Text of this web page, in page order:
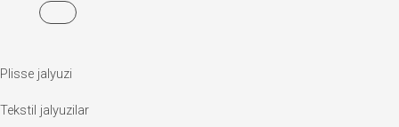
Plisse jalyuzi
Tekstil jalyuzilar